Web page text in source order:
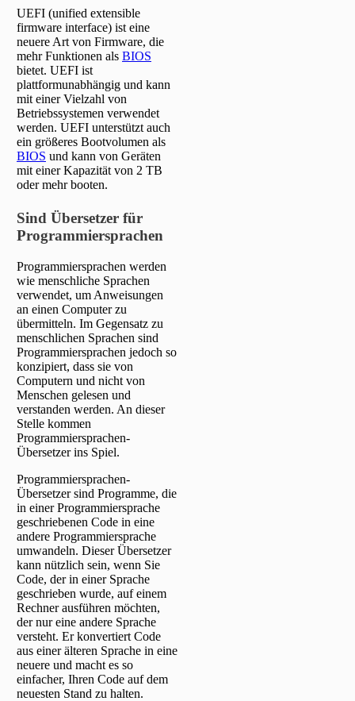
UEFI (unified extensible
firmware interface) ist eine
neuere Art von Firmware, die
mehr Funktionen als BIOS
bietet. UEFI ist
plattformunabhängig und kann
mit einer Vielzahl von
Betriebssystemen verwendet
werden. UEFI unterstützt auch
ein größeres Bootvolumen als
BIOS und kann von Geräten
mit einer Kapazität von 2 TB
oder mehr booten.
Sind Übersetzer für
Programmiersprachen
Programmiersprachen werden
wie menschliche Sprachen
verwendet, um Anweisungen
an einen Computer zu
übermitteln. Im Gegensatz zu
menschlichen Sprachen sind
Programmiersprachen jedoch so
konzipiert, dass sie von
Computern und nicht von
Menschen gelesen und
verstanden werden. An dieser
Stelle kommen
Programmiersprachen-
Übersetzer ins Spiel.
Programmiersprachen-
Übersetzer sind Programme, die
in einer Programmiersprache
geschriebenen Code in eine
andere Programmiersprache
umwandeln. Dieser Übersetzer
kann nützlich sein, wenn Sie
Code, der in einer Sprache
geschrieben wurde, auf einem
Rechner ausführen möchten,
der nur eine andere Sprache
versteht. Er konvertiert Code
aus einer älteren Sprache in eine
neuere und macht es so
einfacher, Ihren Code auf dem
neuesten Stand zu halten.